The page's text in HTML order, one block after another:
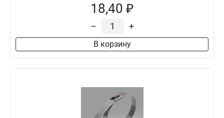
18,40 ₽
– +
В корзину